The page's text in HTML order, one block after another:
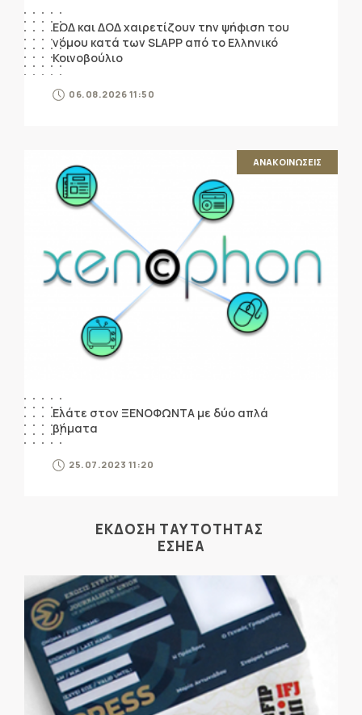
ΕΟΔ και ΔΟΔ χαιρετίζουν την ψήφιση του
νόμου κατά των SLAPP από το Ελληνικό
Κοινοβούλιο
06.08.2026 11:50
ΑΝΑΚΟΙΝΩΣΕΙΣ
Ελάτε στον ΞΕΝΟΦΩΝΤΑ με δύο απλά
βήματα
25.07.2023 11:20
ΕΚΔΟΣΗ ΤΑΥΤΟΤΗΤΑΣ
ΕΣΗΕΑ